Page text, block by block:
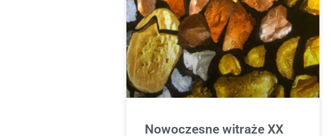
Nowoczesne witraże XX